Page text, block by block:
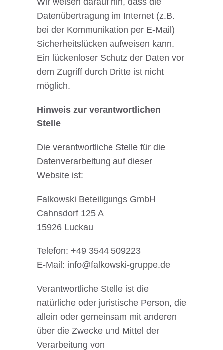
Wir weisen darauf hin, dass die
Datenübertragung im Internet (z.B.
bei der Kommunikation per E-Mail)
Sicherheitslücken aufweisen kann.
Ein lückenloser Schutz der Daten vor
dem Zugriff durch Dritte ist nicht
möglich.
Hinweis zur verantwortlichen
Stelle
Die verantwortliche Stelle für die
Datenverarbeitung auf dieser
Website ist:
Falkowski Beteiligungs GmbH
Cahnsdorf 125 A
15926 Luckau
Telefon: +49 3544 509223
E-Mail: info@falkowski-gruppe.de
Verantwortliche Stelle ist die
natürliche oder juristische Person, die
allein oder gemeinsam mit anderen
über die Zwecke und Mittel der
Verarbeitung von